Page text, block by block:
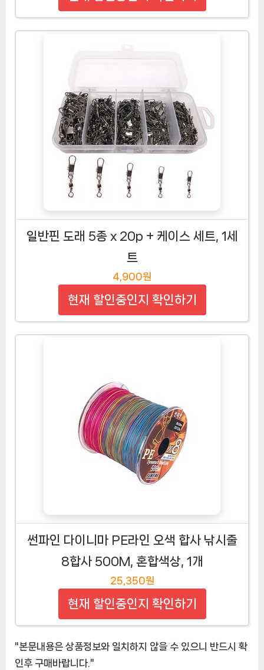
일반핀 도래 5종 x 20p + 케이스 세트, 1세
트
4,900원
현재 할인중인지 확인하기
썬파인 다이니마 PE라인 오색 합사 낚시줄
8합사 500M, 혼합색상, 1개
25,350원
현재 할인중인지 확인하기
"본문내용은 상품정보와 일치하지 않을 수 있으니 반드시 확
인후 구매바랍니다."